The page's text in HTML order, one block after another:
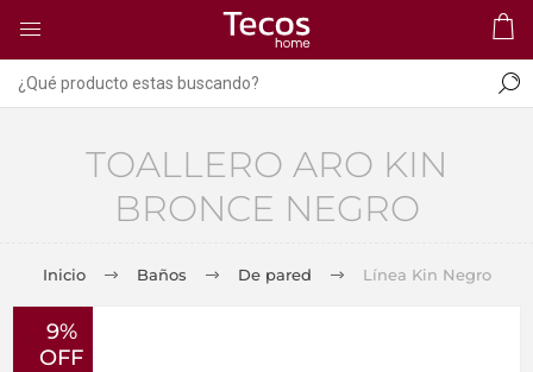
TOALLERO ARO KIN
BRONCE NEGRO
Inicio Baños De pared Línea Kin Negro
9%
OFF